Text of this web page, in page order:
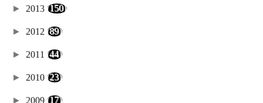
► 2013 (150)
► 2012 (89)
► 2011 (44)
► 2010 (23)
► 2009 (17)